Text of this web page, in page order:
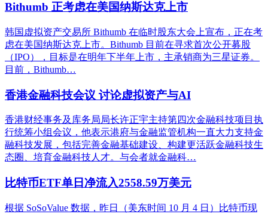
Bithumb 正考虑在美国纳斯达克上市
韩国虚拟资产交易所 Bithumb 在临时股东大会上宣布，正在考
虑在美国纳斯达克上市。Bithumb 目前在寻求首次公开募股
（IPO），目标是在明年下半年上市，主承销商为三星证券。
目前，Bithumb…
香港金融科技会议 讨论虚拟资产与AI
香港财经事务及库务局局长许正宇主持第四次金融科技项目执
行统筹小组会议，他表示港府与金融监管机构一直大力支持金
融科技发展，包括完善金融基础建设、构建更活跃金融科技生
态圈、培育金融科技人才。与会者就金融科…
比特币ETF单日净流入2558.59万美元
根据 SoSoValue 数据，昨日（美东时间 10 月 4 日）比特币现